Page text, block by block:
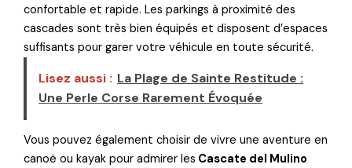
confortable et rapide. Les parkings à proximité des
cascades sont très bien équipés et disposent d’espaces
suffisants pour garer votre véhicule en toute sécurité.
Lisez aussi : La Plage de Sainte Restitude :
Une Perle Corse Rarement Évoquée
Vous pouvez également choisir de vivre une aventure en
canoë ou kayak pour admirer les Cascate del Mulino